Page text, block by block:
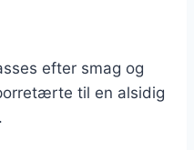
efter smag og
til en alsidig